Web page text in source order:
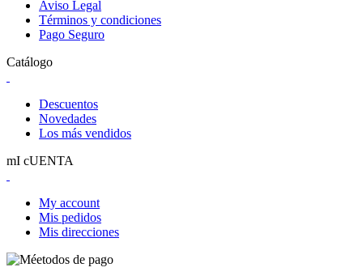
Aviso Legal
Términos y condiciones
Pago Seguro
Catálogo
Descuentos
Novedades
Los más vendidos
mI cUENTA
My account
Mis pedidos
Mis direcciones